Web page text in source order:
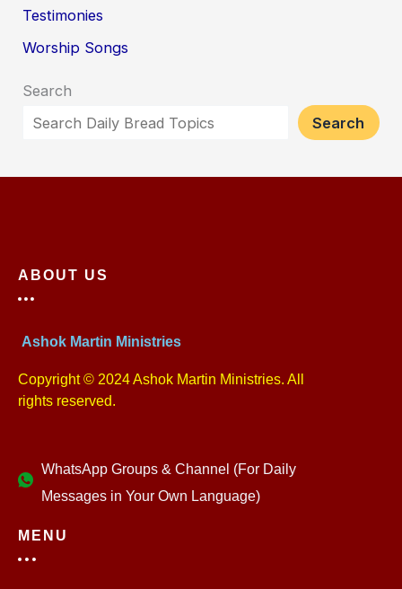
Testimonies
Worship Songs
Search
Search
ABOUT US
Ashok Martin Ministries
Copyright © 2024 Ashok Martin Ministries. All
rights reserved.
WhatsApp Groups & Channel (For Daily
Messages in Your Own Language)
MENU